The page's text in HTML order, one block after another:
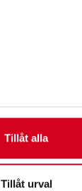
Tillåt alla
Tillåt urval